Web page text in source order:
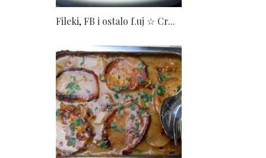
Fileki, FB i ostalo f.uj ☆ Cr...